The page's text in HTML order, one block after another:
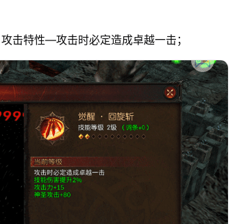
击特性—攻击时必定造成卓越一击；